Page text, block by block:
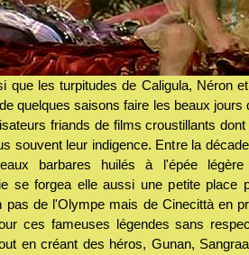
que les turpitudes de Caligula, Néron
quelques saisons faire les beaux
friands de films croustillants
souvent leur indigence. Entre la
barbares huilés à l'épée
se forgea elle aussi une petite place
pas de l'Olympe mais de Cinecittà en
ces fameuses légendes sans
en créant des héros, Gunan,